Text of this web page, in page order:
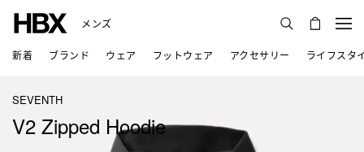
メンズ
新着 ブランド ウェア フットウェア アクセサリー ライフスタ
SEVENTH
V2 Zipped Hoodie